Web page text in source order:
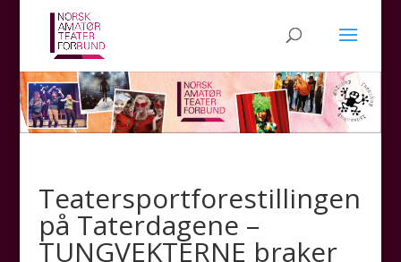
Teatersportforestillingen
på Taterdagene –
TUNGVEKTERNE braker